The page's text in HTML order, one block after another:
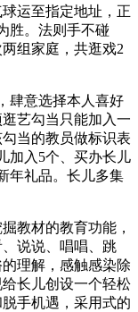
运至指定地址，正
胜。法则手不碰
组家庭，共逛戏2
意选择本人喜好
艺勾当只能加入一
当的教员做标识表
加入5个、买办长儿
年礼品。长儿多集
教材的教育功能，
说说、唱唱、跳
理解，感触感染除
长儿创设一个轻松
手机遇，采用式的